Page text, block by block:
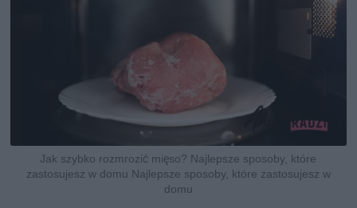
Jak szybko rozmrozić mięso? Najlepsze sposoby, które
zastosujesz w domu Najlepsze sposoby, które zastosujesz w
domu